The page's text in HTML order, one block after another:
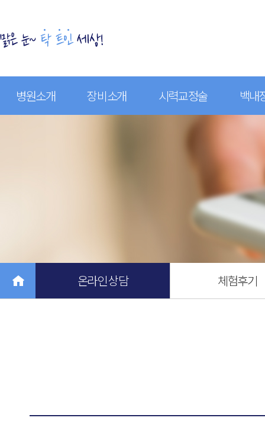
병원소개 장비소개 시력교정술 백내
온라인 상담 체험후기